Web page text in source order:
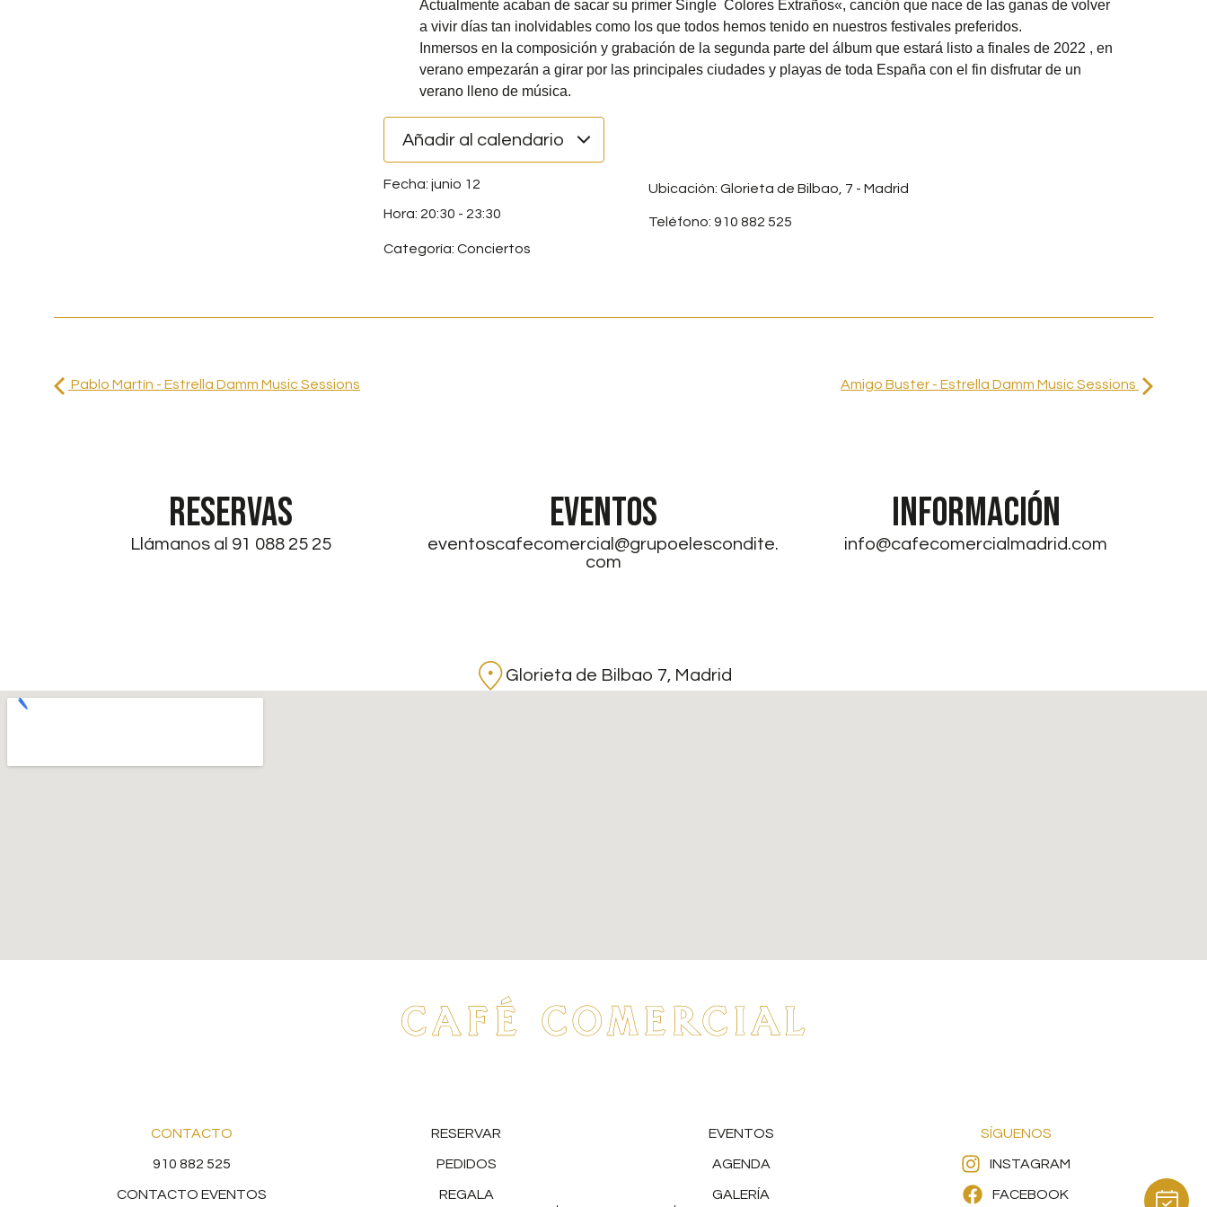
Actualmente acaban de sacar su primer Single ́ ́Colores Extraños«, canción que nace de las ganas de volver
a vivir días tan inolvidables como los que todos hemos tenido en nuestros festivales preferidos.
Inmersos en la composición y grabación de la segunda parte del álbum que estará listo a finales de 2022 , en
verano empezarán a girar por las principales ciudades y playas de toda España con el fin disfrutar de un
verano lleno de música.
Añadir al calendario
junio 12
20:30 - 23:30
Categoría:Conciertos
Ubicación: Glorieta de Bilbao, 7 - Madrid
Teléfono: 910 882 525
Pablo Martín - Estrella Damm Music Sessions Amigo Buster - Estrella Damm Music Sessions
RESERVAS
Llámanos al 91 088 25 25
EVENTOS
eventoscafecomercial@grupoelescondite.
com
INFORMACIÓN
info@cafecomercialmadrid.com
Glorieta de Bilbao 7, Madrid
CONTACTO
910 882 525
CONTACTO EVENTOS
RESERVAR
PEDIDOS
REGALA
EVENTOS
AGENDA
GALERÍA
SÍGUENOS
INSTAGRAM
FACEBOOK